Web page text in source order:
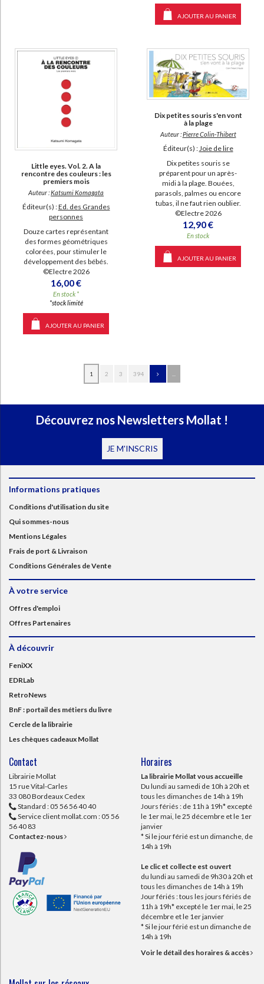
AJOUTER AU PANIER
Little eyes. Vol. 2. A la
rencontre des couleurs : les
premiers mois
Auteur :Katsumi Komagata
Éditeur(s) :Ed. des Grandes
personnes
Douze cartes représentant
des formes géométriques
colorées, pour stimuler le
développement des bébés.
©Electre 2026
16,00 €
En stock *
*stock limité
AJOUTER AU PANIER
Dix petites souris s'en vont
à la plage
Auteur :Pierre Colin-Thibert
Éditeur(s) : Joie de lire
Dix petites souris se
préparent pour un après-
midi à la plage. Bouées,
parasols, palmes ou encore
tubas, il ne faut rien oublier.
©Electre 2026
12,90 €
En stock
AJOUTER AU PANIER
1 2 3 394
Découvrez nos Newsletters Mollat !
JE M'INSCRIS
Informations pratiques
Conditions d'utilisation du site
Qui sommes-nous
Mentions Légales
Frais de port & Livraison
Conditions Générales de Vente
À votre service
Offres d'emploi
Offres Partenaires
À découvrir
FeniXX
EDRLab
RetroNews
BnF : portail des métiers du livre
Cercle de la librairie
Les chèques cadeaux Mollat
Contact
Librairie Mollat
15 rue Vital-Carles
33 080 Bordeaux Cedex
Standard : 05 56 56 40 40
Service client mollat.com : 05 56
56 40 83
Contactez-nous
Horaires
La librairie Mollat vous accueille
Du lundi au samedi de 10h à 20h et
tous les dimanches de 14h à 19h
Jours fériés : de 11h à 19h* excepté
le 1er mai, le 25 décembre et le 1er
janvier
* Si le jour férié est un dimanche, de
14h à 19h
Le clic et collecte est ouvert
du lundi au samedi de 9h30 à 20h et
tous les dimanches de 14h à 19h
Jour fériés : tous les jours fériés de
11h à 19h* excepté le 1er mai, le 25
décembre et le 1er janvier
* Si le jour férié est un dimanche de
14h à 19h
Voir le détail des horaires & accès